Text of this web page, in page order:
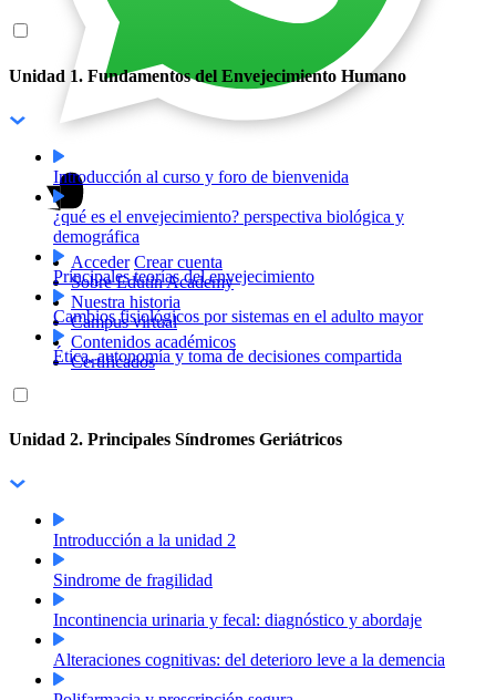
Acceder Crear cuenta
Sobre Edutin Academy
Nuestra historia
Campus virtual
Contenidos académicos
Certificados
Unidad 1. Fundamentos del Envejecimiento Humano
Introducción al curso y foro de bienvenida
¿qué es el envejecimiento? perspectiva biológica y
demográfica
Principales teorías del envejecimiento
Cambios fisiológicos por sistemas en el adulto mayor
Ética, autonomía y toma de decisiones compartida
Unidad 2. Principales Síndromes Geriátricos
Introducción a la unidad 2
Sindrome de fragilidad
Incontinencia urinaria y fecal: diagnóstico y abordaje
Alteraciones cognitivas: del deterioro leve a la demencia